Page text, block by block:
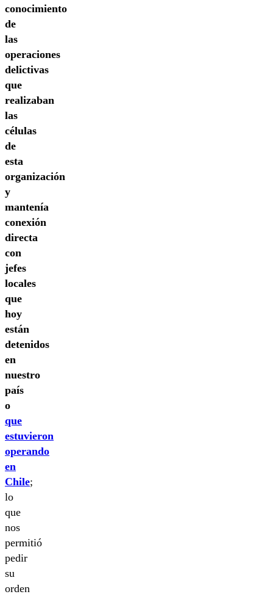
conocimiento
de
las
operaciones
delictivas
que
realizaban
las
células
de
esta
organización
y
mantenía
conexión
directa
con
jefes
locales
que
hoy
están
detenidos
en
nuestro
país
o
que
estuvieron
operando
en
Chile;
lo
que
nos
permitió
pedir
su
orden